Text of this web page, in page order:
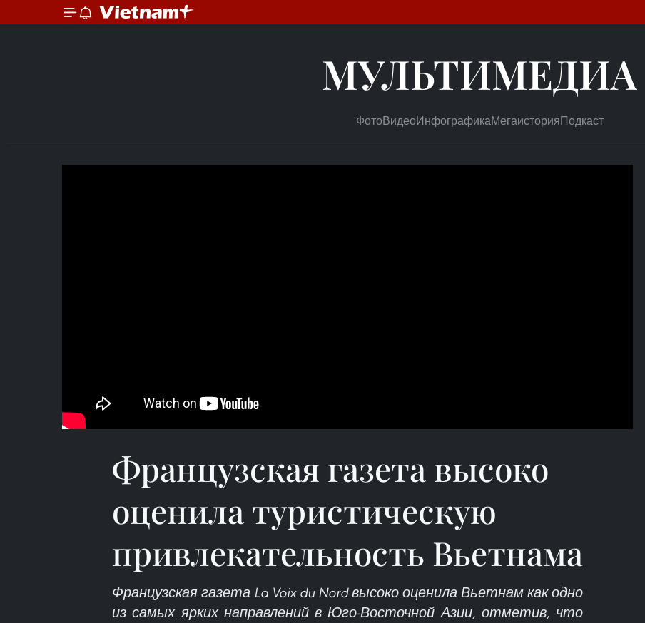
МУЛЬТИМЕДИА
ФотоВидеоИнфографикаМегаисторияПодкаст
Французская газета высоко
оценила туристическую
привлекательность Вьетнама
Французская газета La Voix du Nord высоко оценила Вьетнам как одно
из самых ярких направлений в Юго-Восточной Азии, отметив, что